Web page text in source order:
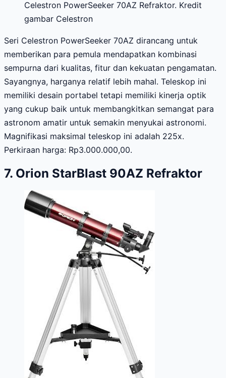
Celestron PowerSeeker 70AZ Refraktor. Kredit
gambar Celestron
Seri Celestron PowerSeeker 70AZ dirancang untuk
memberikan para pemula mendapatkan kombinasi
sempurna dari kualitas, fitur dan kekuatan pengamatan.
Sayangnya, harganya relatif lebih mahal. Teleskop ini
memiliki desain portabel tetapi memiliki kinerja optik
yang cukup baik untuk membangkitkan semangat para
astronom amatir untuk semakin menyukai astronomi.
Magnifikasi maksimal teleskop ini adalah 225x.
Perkiraan harga: Rp3.000.000,00.
7. Orion StarBlast 90AZ Refraktor